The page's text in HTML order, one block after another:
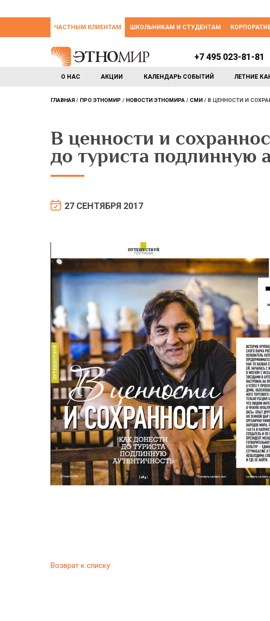
ЧАСТНЫМ КЛИЕНТАМ ШКОЛЬНИКАМ И СТУДЕНТАМ
О НАС АКЦИИ КАЛЕНДАРЬ СОБЫТИЙ ЛЕТНИЕ
+7 495 023-81-81
ГЛАВНАЯ ПРО ЭТНОМИР НОВОСТИ ЭТНОМИРА СМИ В ЦЕННОСТИ И
В ценности и
до туриста подлинную
27 СЕНТЯБРЯ 2017
Возврат к списку